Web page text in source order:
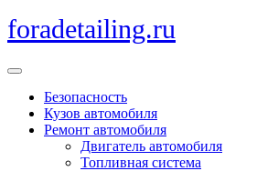
Перейти
к
foradetailing.ru
Кнопка
ОткрытьБезопасность
Кузов автомобиля
Ремонт автомобиля
Двигатель автомобиля
Топливная система